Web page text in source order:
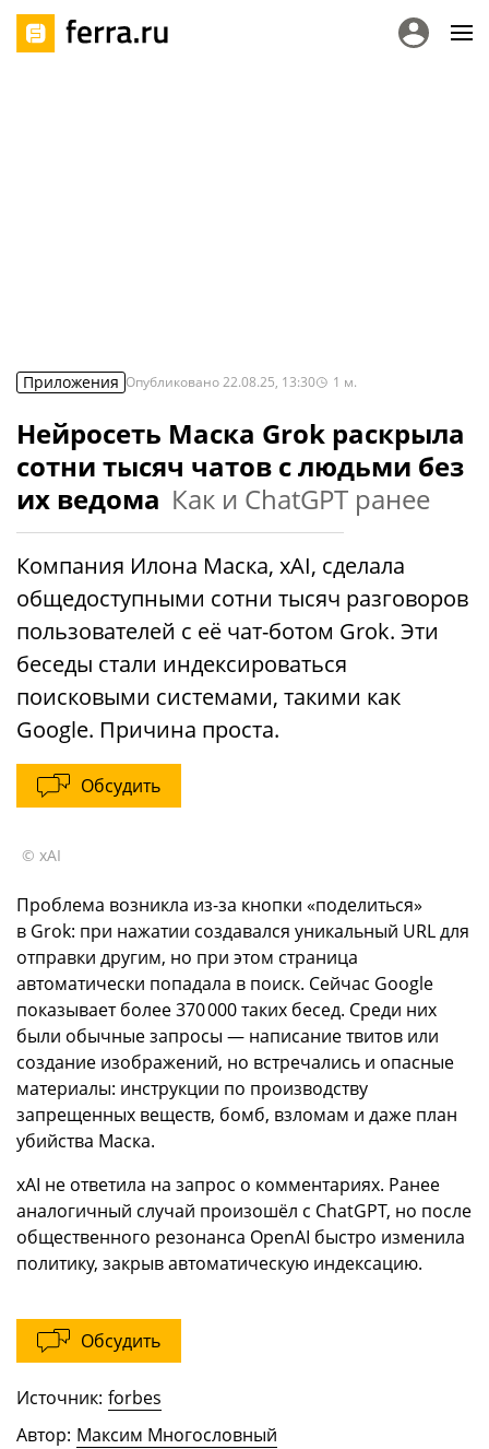
Приложения Опубликовано22.08.25, 13:30 1 м.
Нейросеть Маска Grok раскрыла
сотни тысяч чатов с людьми без
их ведома Как и ChatGPT ранее
Компания Илона Маска, xAI, сделала
общедоступными сотни тысяч разговоров
пользователей с её чат-ботом Grok. Эти
беседы стали индексироваться
поисковыми системами, такими как
Google. Причина проста.
Обсудить
© xAI
Проблема возникла из-за кнопки «поделиться»
в Grok: при нажатии создавался уникальный URL для
отправки другим, но при этом страница
автоматически попадала в поиск. Сейчас Google
показывает более 370 000 таких бесед. Среди них
были обычные запросы — написание твитов или
создание изображений, но встречались и опасные
материалы: инструкции по производству
запрещенных веществ, бомб, взломам и даже план
убийства Маска.
xAI не ответила на запрос о комментариях. Ранее
аналогичный случай произошёл с ChatGPT, но после
общественного резонанса OpenAI быстро изменила
политику, закрыв автоматическую индексацию.
Обсудить
Источник: forbes
Автор: Максим Многословный